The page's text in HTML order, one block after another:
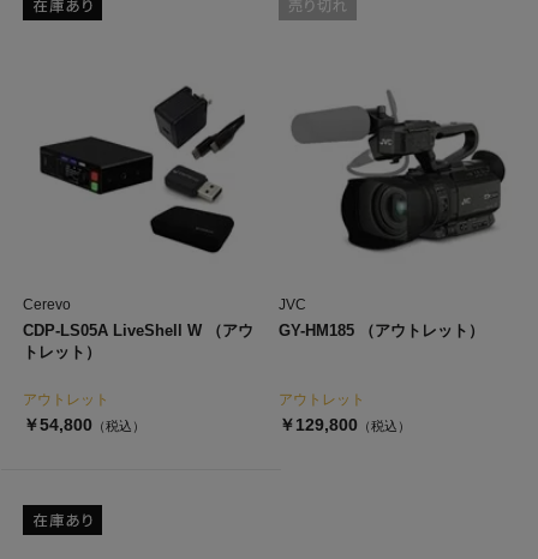
アウトレット
Cerevo
CDP-LS05A LiveShell W （アウ
トレット）
￥54,800 （税込）
アウトレット
JVC
GY-HM185 （アウトレット）
￥129,800 （税込）